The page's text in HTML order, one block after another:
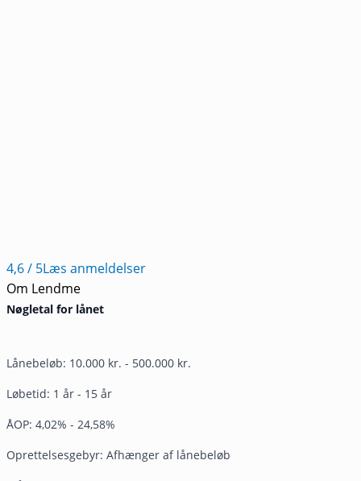
4,6/ 5Læs anmeldelser
Om Lendme
Nøgletal for lånet
Lånebeløb: 10.000 kr. - 500.000 kr.
Løbetid: 1 år - 15 år
ÅOP: 4,02% - 24,58%
Oprettelsesgebyr: Afhænger af lånebeløb